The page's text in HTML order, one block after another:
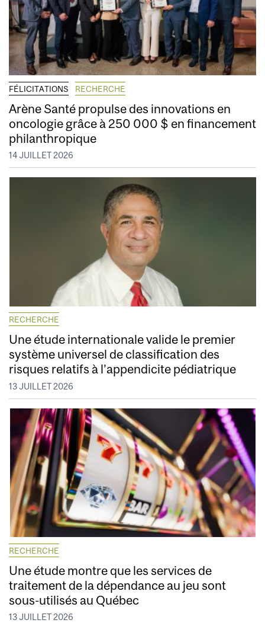
FÉLICITATIONS RECHERCHE
Arène Santé propulse des innovations en
oncologie grâce à 250 000 $ en financement
philanthropique
14 JUILLET 2026
RECHERCHE
Une étude internationale valide le premier
système universel de classification des
risques relatifs à l’appendicite pédiatrique
13 JUILLET 2026
RECHERCHE
Une étude montre que les services de
traitement de la dépendance au jeu sont
sous-utilisés au Québec
13 JUILLET 2026